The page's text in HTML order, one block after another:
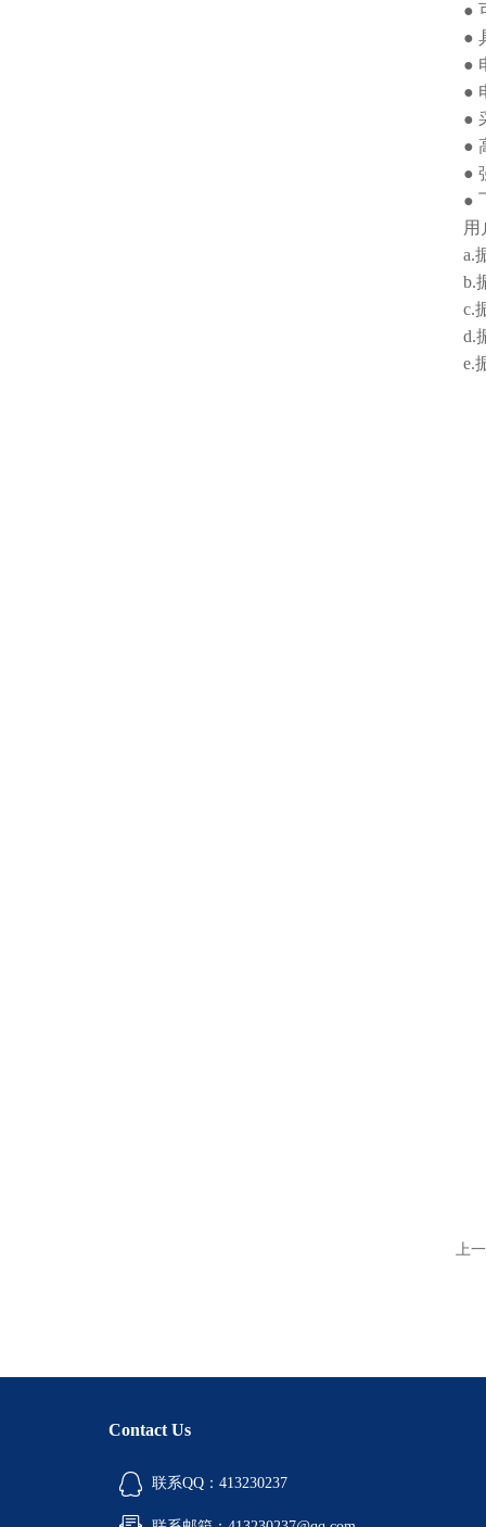
● 可
● 具
● 电
● 电
● 采
● 高
● 强
● 飞
用户
a.振
b.振
c.振
d.振
e.振
上
Contact Us
联系QQ：413230237